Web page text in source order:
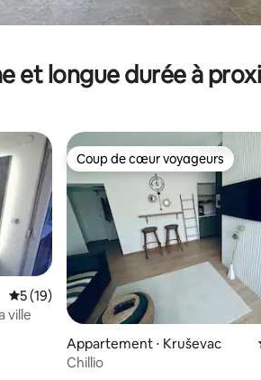
et longue durée à
: 5 sur 5
appréciés
Évaluation moyenne sur la base de 19
5 (19)
ville
Coup de cœur voyageurs
Coup de cœur voyageurs
Appartement ⋅ Kruševac
Chillio